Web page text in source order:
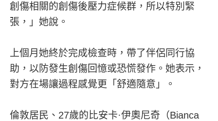
創傷相關的創傷後壓力症候群，所以特別緊
張，」她說。
上個月她終於完成檢查時，帶了伴侶同行協
助，以防發生創傷回憶或恐慌發作。她表示，
對方在場讓過程感覺更「舒適隨意」。
倫敦居民、27歲的比安卡·伊奧尼奇（Bianca